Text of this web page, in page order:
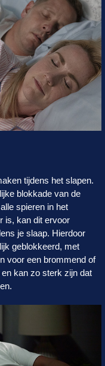
tijdens het slapen.
blokkade van de
spieren in het
is, kan dit ervoor
je slaap. Hierdoor
geblokkeerd, met
voor een brommend of
kan zo sterk zijn dat